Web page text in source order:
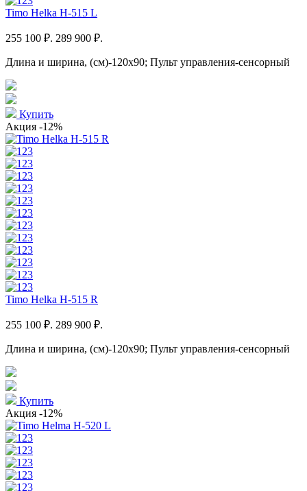
Timo Helka H-515 L
255 100 ₽. 289 900 ₽.
Длина и ширина, (см)-120x90; Пульт управления-сенсорный
Купить
Акция -12%
Timo Helka H-515 R
255 100 ₽. 289 900 ₽.
Длина и ширина, (см)-120x90; Пульт управления-сенсорный
Купить
Акция -12%